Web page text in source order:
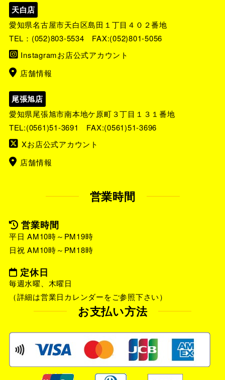
天白店
愛知県名古屋市天白区島田１丁目４０２番地
TEL： (052)803-5534 FAX:(052)801-5056
Instagramお店公式アカウント
店舗情報
尾張旭店
愛知県尾張旭市南本地ケ原町３丁目１３１番地
TEL:(0561)51-3691
FAX:(0561)51-3696
Xお店公式アカウント
店舗情報
営業時間
営業時間
平日 AM10時～PM19時
日祝 AM10時～PM18時
定休日
毎週水曜、木曜日
（詳細は営業日カレンダーをご参照下さい）
お支払い方法